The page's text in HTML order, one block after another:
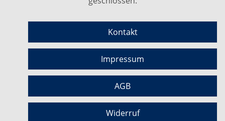
Kontakt
Impressum
AGB
Widerruf